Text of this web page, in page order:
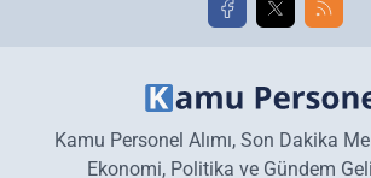
Kamu Personel Alımı, Son Dakika
Ekonomi, Politika ve Gündem